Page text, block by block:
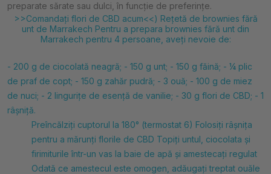
preparate sărate sau dulci, în funcție de preferințe.
>>Comandați flori de CBD acum<<) Rețetă de brownies fără
unt de Marrakech Pentru a prepara brownies fără unt din
Marrakech pentru 4 persoane, aveți nevoie de:
- 200 g de ciocolată neagră; - 150 g unt; - 150 g făină; - ¼ plic
de praf de copt; - 150 g zahăr pudră; - 3 ouă; - 100 g de miez
de nuci; - 2 lingurițe de esență de vanilie; - 30 g flori de CBD; - 1
râșniță.
Preîncălziți cuptorul la 180° (termostat 6) Folosiți râșnița
pentru a mărunți florile de CBD Topiți untul, ciocolata și
firimiturile într-un vas la baie de apă și amestecați regulat
Odată ce amestecul este omogen, adăugați treptat ouăle